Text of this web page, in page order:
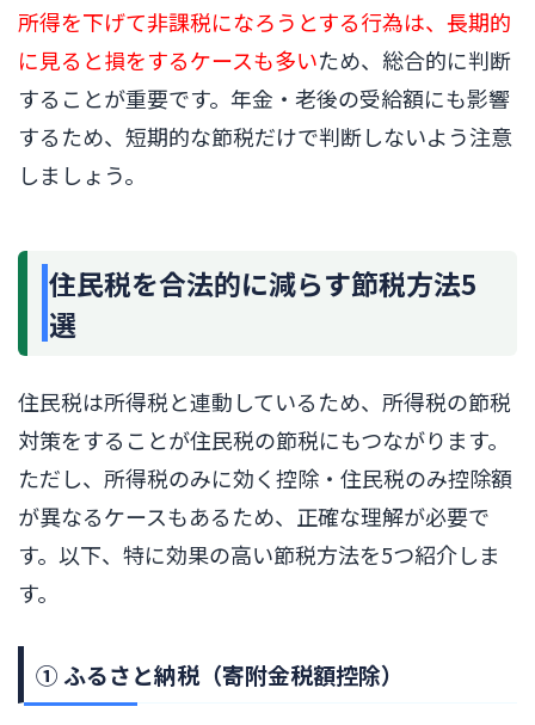
所得を下げて非課税になろうとする行為は、長期的
に見ると損をするケースも多いため、総合的に判断
することが重要です。年金・老後の受給額にも影響
するため、短期的な節税だけで判断しないよう注意
しましょう。
住民税を合法的に減らす節税方法5
選
住民税は所得税と連動しているため、所得税の節税
対策をすることが住民税の節税にもつながります。
ただし、所得税のみに効く控除・住民税のみ控除額
が異なるケースもあるため、正確な理解が必要で
す。以下、特に効果の高い節税方法を5つ紹介しま
す。
① ふるさと納税（寄附金税額控除）